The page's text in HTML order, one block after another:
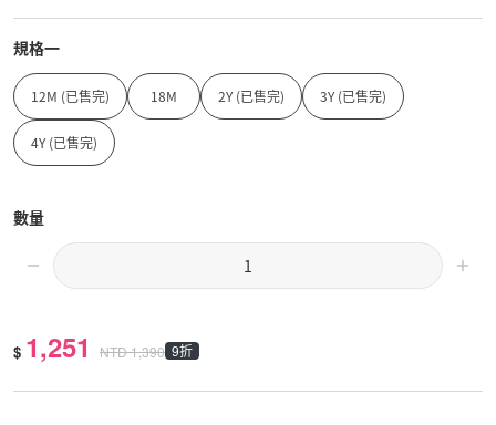
規格一
12M (已售完) 18M 2Y (已售完) 3Y (已售完)
4Y (已售完)
數量
$ 1,251 NTD1,390 9折